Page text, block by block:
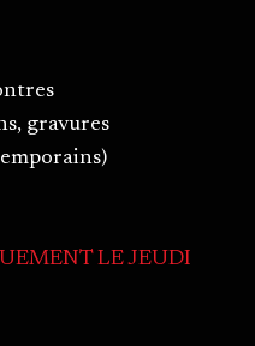
gravures
LE JEUDI